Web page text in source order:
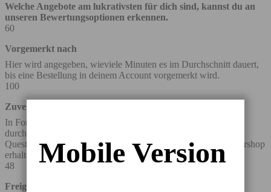
Welche Angebote am lukrativsten für dich sind, kannst du an
unseren Bewertungsoptionen erkennen.
60
Vorgemerkt nach
Hier wird angegeben, wieviele Minuten es im Durchschnitt dauert,
bis eine Bestellung in deinem Account vorgemerkt wird.
100
Zuverlässigkeit
In Form eines prozentualen Wertes wird angegeben, wie oft es
durchschnittlich vorkommt, dass wir über die Bestellung eines
Questler-Mitglieds automatisch eine Rückmeldung vom Partnershop
erhalten.
48
Freigabezeit
Mobile Version